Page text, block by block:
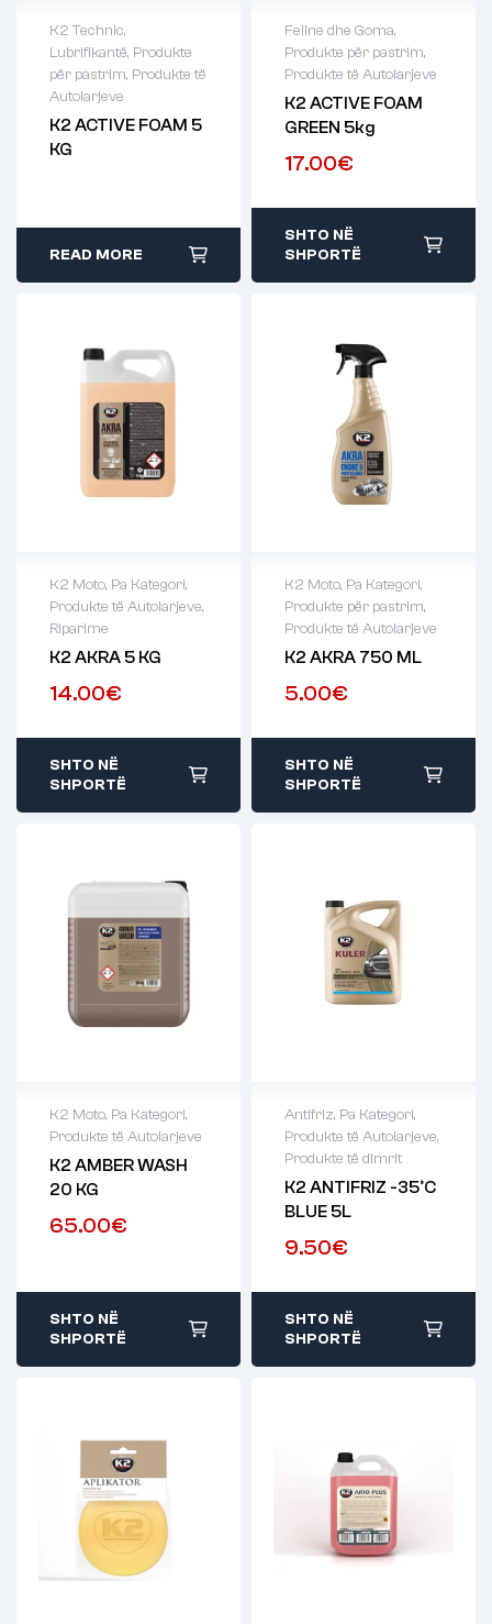
K2 Technic,
Lubrifikantë, Produkte
për pastrim, Produkte të
Autolarjeve
K2 ACTIVE FOAM 5
KG
READ MORE
Fellne dhe Goma,
Produkte për pastrim,
Produkte të Autolarjeve
K2 ACTIVE FOAM
GREEN 5kg
17.00€
SHTO NË
SHPORTË
K2 Moto, Pa Kategori,
Produkte të Autolarjeve,
Riparime
K2 AKRA 5 KG
14.00€
SHTO NË
SHPORTË
K2 Moto, Pa Kategori,
Produkte për pastrim,
Produkte të Autolarjeve
K2 AKRA 750 ML
5.00€
SHTO NË
SHPORTË
K2 Moto, Pa Kategori,
Produkte të Autolarjeve
K2 AMBER WASH
20 KG
65.00€
SHTO NË
SHPORTË
Antifriz, Pa Kategori,
Produkte të Autolarjeve,
Produkte të dimrit
K2 ANTIFRIZ -35°C
BLUE 5L
9.50€
SHTO NË
SHPORTË